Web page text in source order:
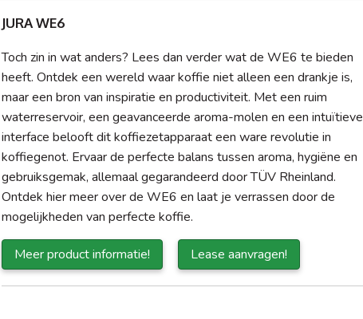
JURA WE6
Toch zin in wat anders? Lees dan verder wat de WE6 te bieden
heeft. Ontdek een wereld waar koffie niet alleen een drankje is,
maar een bron van inspiratie en productiviteit. Met een ruim
waterreservoir, een geavanceerde aroma-molen en een intuïtieve
interface belooft dit koffiezetapparaat een ware revolutie in
koffiegenot. Ervaar de perfecte balans tussen aroma, hygiëne en
gebruiksgemak, allemaal gegarandeerd door TÜV Rheinland.
Ontdek hier meer over de WE6 en laat je verrassen door de
mogelijkheden van perfecte koffie.
Meer product informatie! Lease aanvragen!